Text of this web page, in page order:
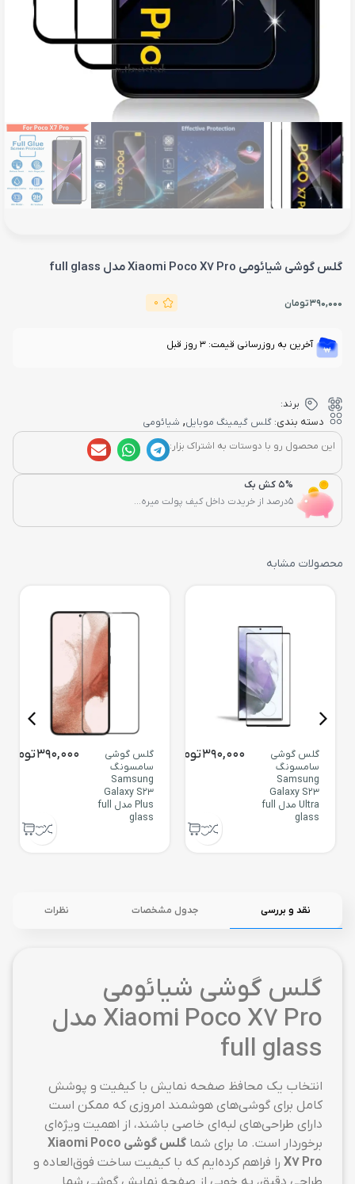
گلس گوشی شیائومی Xiaomi Poco X7 Pro مدل full glass
390,000تومان 0
آخرین به روزرسانی قیمت: 3 روز قبل
برند:
دسته بندی: گلس گیمینگ موبایل, شیائومی
این محصول رو با دوستات به اشتراک بزار:
5% کش بک
5درصد از خریدت داخل کیف پولت میره...
محصولات مشابه
گلس گوشی
سامسونگ
Samsung
Galaxy S23
Ultra مدل full
glass
390,000تومان
گلس گوشی
سامسونگ
Samsung
Galaxy S23
Plus مدل full
glass
390,000تومان
نقد و بررسی جدول مشخصات نظرات
گلس گوشی شیائومی
Xiaomi Poco X7 Pro مدل
full glass
انتخاب یک محافظ صفحه نمایش با کیفیت و پوشش
کامل برای گوشی‌های هوشمند امروزی که ممکن است
دارای طراحی‌های لبه‌ای خاصی باشند، از اهمیت ویژه‌ای
برخوردار است. ما برای شما
گلس گوشی Xiaomi Poco
X7 Pro را فراهم کرده‌ایم که با کیفیت ساخت فوق‌العاده و